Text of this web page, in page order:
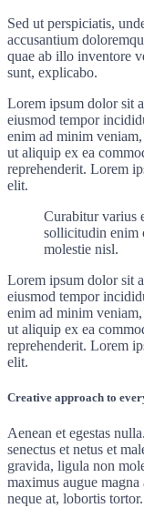
Sed ut perspiciatis,
accusantium
quae ab illo inventore
sunt, explicabo.
Lorem ipsum dolor sit
eiusmod tempor
enim ad minim
ut aliquip ex ea
reprehenderit. Lorem
elit.
Curabitur varius
sollicitudin enim
molestie nisl.
Lorem ipsum dolor sit
eiusmod tempor
enim ad minim
ut aliquip ex ea
reprehenderit. Lorem
elit.
Creative approach to
Aenean et egestas
senectus et netus et
gravida, ligula non
maximus augue
neque at, lobortis tortor.